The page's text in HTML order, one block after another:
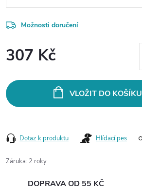
Možnosti doručení
307 Kč
VLOŽIT DO KOŠÍKU
Dotaz k produktu Hlídací pes
Záruka: 2 roky
DOPRAVA OD 55 KČ